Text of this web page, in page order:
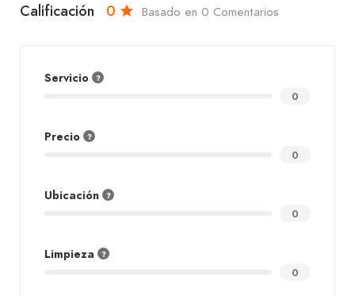
Calificación 0 Basado en 0 Comentarios
Servicio
0
Precio
0
Ubicación
0
Limpieza
0